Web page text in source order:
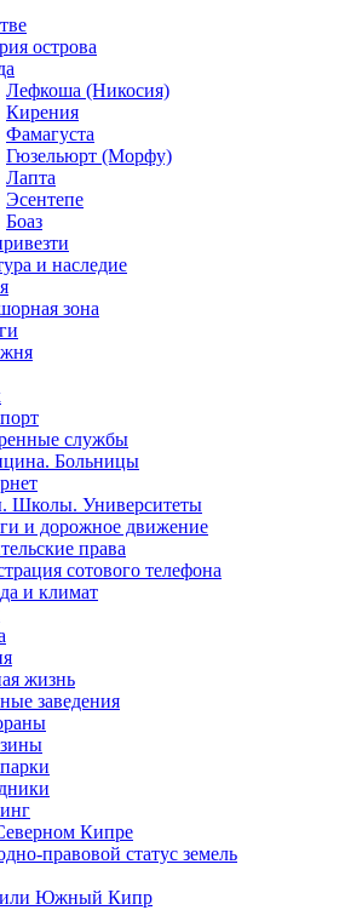
острова
Лефкоша (Никосия)
Кирения
Фамагуста
Гюзельюрт (Морфу)
Лапта
Эсентепе
Боаз
и наследие
зона
службы
Больницы
Школы. Университеты
и дорожное движение
права
сотового телефона
и климат
жизнь
заведения
Кипре
правовой статус земель
или Южный Кипр